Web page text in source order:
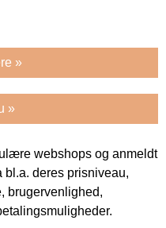
»
»
webshops og anmeldt
bl.a. deres prisniveau,
brugervenlighed,